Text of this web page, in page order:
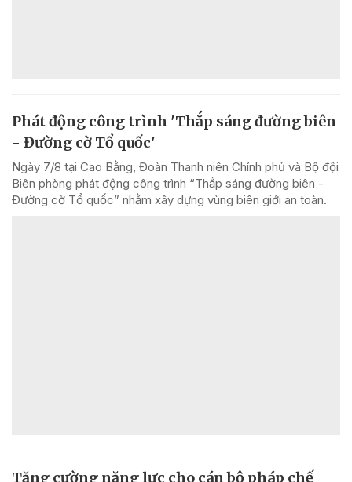
Phát động công trình 'Thắp sáng đường biên
- Đường cờ Tổ quốc'
Ngày 7/8 tại Cao Bằng, Đoàn Thanh niên Chính phủ và Bộ đội
Biên phòng phát động công trình “Thắp sáng đường biên -
Đường cờ Tổ quốc” nhằm xây dựng vùng biên giới an toàn.
Tăng cường năng lực cho cán bộ pháp chế